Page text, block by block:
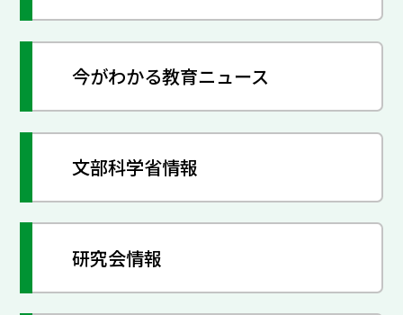
今がわかる教育ニュース
文部科学省情報
研究会情報